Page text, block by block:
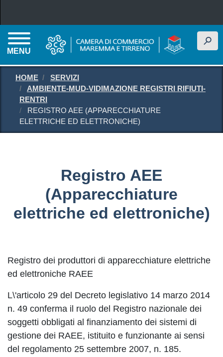
MENU
h
HOME
SERVIZI
AMBIENTE-MUD-VIDIMAZIONE REGISTRI RIFIUTI-
RENTRI
REGISTRO AEE (APPARECCHIATURE
ELETTRICHE ED ELETTRONICHE)
Registro AEE
(Apparecchiature
elettriche ed elettroniche)
Registro dei produttori di apparecchiature elettriche
ed elettroniche RAEE
L\'articolo 29 del Decreto legislativo 14 marzo 2014
n. 49 conferma il ruolo del Registro nazionale dei
soggetti obbligati al finanziamento dei sistemi di
gestione dei RAEE, istituito e funzionante ai sensi
del regolamento 25 settembre 2007, n. 185.